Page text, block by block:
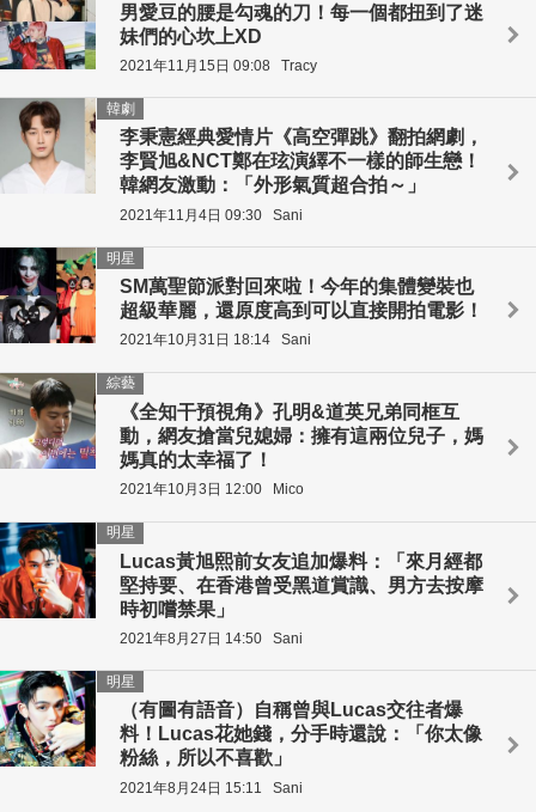
男愛豆的腰是勾魂的刀！每一個都扭到了迷
妹們的心坎上XD
2021年11月15日 09:08 Tracy
李秉憲經典愛情片《高空彈跳》翻拍網劇，
李賢旭&NCT鄭在玹演繹不一樣的師生戀！
韓網友激動：「外形氣質超合拍～」
韓劇
2021年11月4日 09:30 Sani
SM萬聖節派對回來啦！今年的集體變裝也
超級華麗，還原度高到可以直接開拍電影！
明星
2021年10月31日 18:14 Sani
《全知干預視角》孔明&道英兄弟同框互
動，網友搶當兒媳婦：擁有這兩位兒子，媽
媽真的太幸福了！
綜藝
2021年10月3日 12:00 Mico
Lucas黃旭熙前女友追加爆料：「來月經都
堅持要、在香港曾受黑道賞識、男方去按摩
時初嚐禁果」
明星
2021年8月27日 14:50 Sani
（有圖有語音）自稱曾與Lucas交往者爆
料！Lucas花她錢，分手時還說：「你太像
粉絲，所以不喜歡」
明星
2021年8月24日 15:11 Sani